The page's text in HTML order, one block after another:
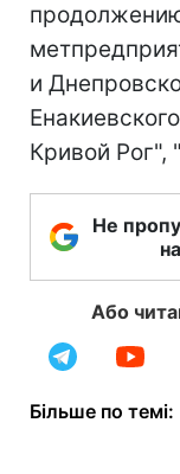
и
Кривой Рог",
Не
Або
Більше по темі: